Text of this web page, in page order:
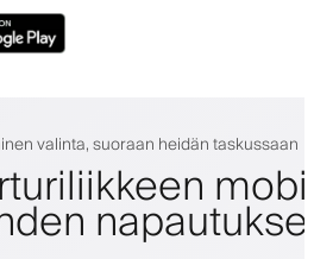
valinta, suoraan heidän taskussaan